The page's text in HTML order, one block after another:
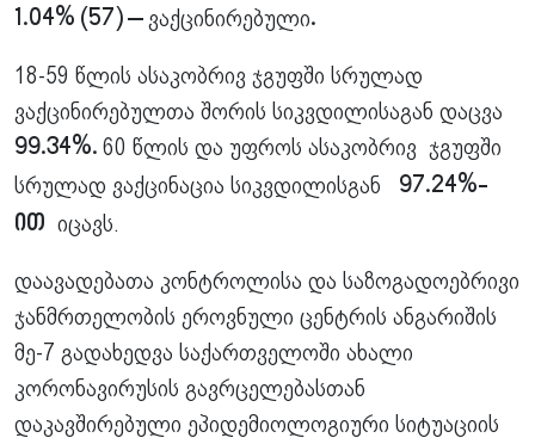
1.04% (57) – ვაქცინირებული.
18-59 წლის ასაკობრივ ჯგუფში სრულად
ვაქცინირებულთა შორის სიკვდილისაგან დაცვა
99.34%. 60 წლის და უფროს ასაკობრივ ჯგუფში
სრულად ვაქცინაცია სიკვდილისგან 97.24%-
ით იცავს.
დაავადებათა კონტროლისა და საზოგადოებრივი
ჯანმრთელობის ეროვნული ცენტრის ანგარიშის
მე-7 გადახედვა საქართველოში ახალი
კორონავირუსის გავრცელებასთან
დაკავშირებული ეპიდემიოლოგიური სიტუაციის